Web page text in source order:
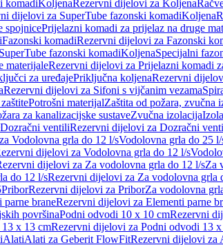
komadiKoljenaRezervni dijelovi za Koljena
dijelovi za SuperTube fazonski komadiKoljena
spojnicePrijelazni komadi za prijelaz na druge
Fazonski komadiRezervni dijelovi za Fazonski
SuperTube fazonski komadiKoljenaSpecijalni
materijaleRezervni dijelovi za Prijelazni komadi
za uređajePriključna koljenaRezervni
Rezervni dijelovi za Sifoni s vijčanim vezama
Potrošni materijalZaštita od požara, zvučna
za kanalizacijske sustaveZvučna izolacija
Dozračni ventiliRezervni dijelovi za Dozračni
Vodolovna grla do 12 l/sVodolovna grla do 25 l/
dijelovi za Vodolovna grla do 12 l/s
dijelovi za Za vodolovna grla do 12 l/sZa
do 12 l/sRezervni dijelovi za Za vodolovna grla
PriborRezervni dijelovi za PriborZa vodolovna
parne braneRezervni dijelovi za Elementi parne
površinaPodni odvodi 10 x 10 cmRezervni
x 13 cmRezervni dijelovi za Podni odvodi 13
AlatiAlati za Geberit FlowFitRezervni dijelovi za